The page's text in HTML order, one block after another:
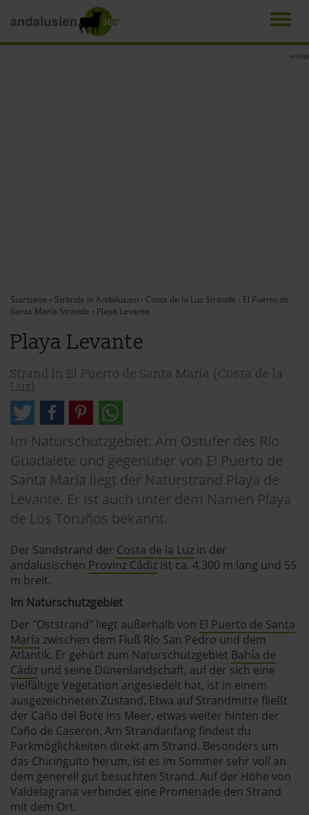
Anzeige
Startseite › Strände in Andalusien › Costa de la Luz Strände › El Puerto de
Santa María Strände › Playa Levante
Playa Levante
Strand in El Puerto de Santa María (Costa de la
Luz)
Im Naturschutzgebiet: Am Ostufer des Río
Guadalete und gegenüber von El Puerto de
Santa María liegt der Naturstrand Playa de
Levante. Er ist auch unter dem Namen Playa
de Los Toruños bekannt.
Der Sandstrand der Costa de la Luz in der
andalusischen Provinz Cádiz ist ca. 4.300 m lang und 55
m breit.
Im Naturschutzgebiet
Der "Oststrand" liegt außerhalb von El Puerto de Santa
María zwischen dem Fluß Río San Pedro und dem
Atlantik. Er gehört zum Naturschutzgebiet Bahía de
Cádiz und seine Dünenlandschaft, auf der sich eine
vielfältige Vegetation angesiedelt hat, ist in einem
ausgezeichneten Zustand. Etwa auf Strandmitte fließt
der Caño del Bote ins Meer, etwas weiter hinten der
Caño de Caseron. Am Strandanfang findest du
Parkmöglichkeiten direkt am Strand. Besonders um
das Chiringuito herum, ist es im Sommer sehr voll an
dem generell gut besuchten Strand. Auf der Höhe von
Valdelagrana verbindet eine Promenade den Strand
mit dem Ort.